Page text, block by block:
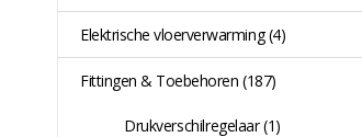
Elektrische vloerverwarming (4)
Fittingen & Toebehoren (187)
Drukverschilregelaar(1)